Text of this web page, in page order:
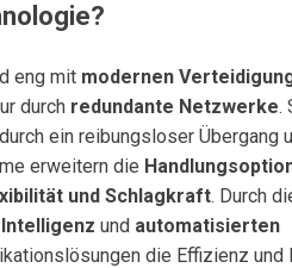
eng mit modernen
durch redundante Netzwerke.
ein reibungsloser Übergang
erweitern die
und Schlagkraft. Durch
und automatisierten
die Effizienz